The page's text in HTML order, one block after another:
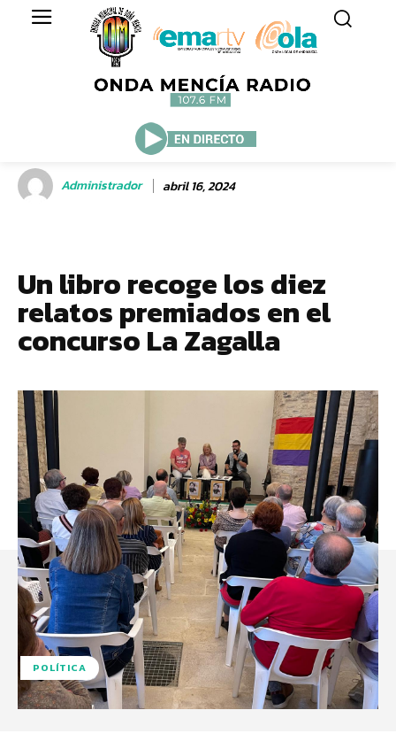
Administrador abril 16, 2024
Un libro recoge los diez
relatos premiados en el
concurso La Zagalla
POLÍTICA